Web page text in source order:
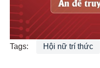
Tags: Hội nữ trí thức